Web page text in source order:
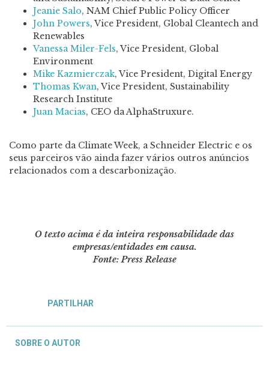
Jeanie Salo, NAM Chief Public Policy Officer
John Powers, Vice President, Global Cleantech and
Renewables
Vanessa Miler-Fels, Vice President, Global
Environment
Mike Kazmierczak, Vice President, Digital Energy
Thomas Kwan, Vice President, Sustainability
Research Institute
Juan Macias, CEO da AlphaStruxure.
Como parte da Climate Week, a Schneider Electric e os
seus parceiros vão ainda fazer vários outros anúncios
relacionados com a descarbonização.
O texto acima é da inteira responsabilidade das
empresas/entidades em causa.
Fonte: Press Release
PARTILHAR
SOBRE O AUTOR